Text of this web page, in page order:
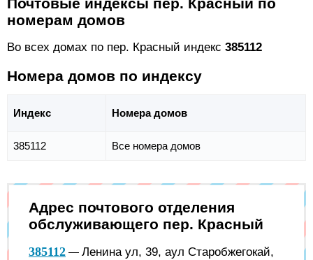
номерам домов
Во всех домах по пер. Красный индекс 385112
Номера домов по индексу
Индекс Номера домов
385112 Все номера домов
Адрес почтового отделения
обслуживающего пер. Красный
385112 — Ленина ул, 39, аул Старобжегокай,